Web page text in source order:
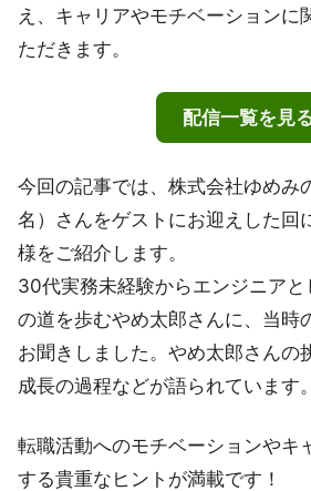
え、キャリアやモチベーションに
ただきます。
配信一覧を見
今回の記事では、株式会社ゆめみ
名）さんをゲストにお迎えした回
様をご紹介します。
30代実務未経験からエンジニア
の道を歩むやめ太郎さんに、当時
お聞きしました。やめ太郎さんの
成長の過程などが語られています。
転職活動へのモチベーションやキ
する貴重なヒントが満載です！